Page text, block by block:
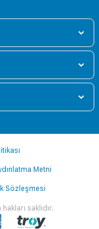
saklıdır.
Metni
Sözleşmesi